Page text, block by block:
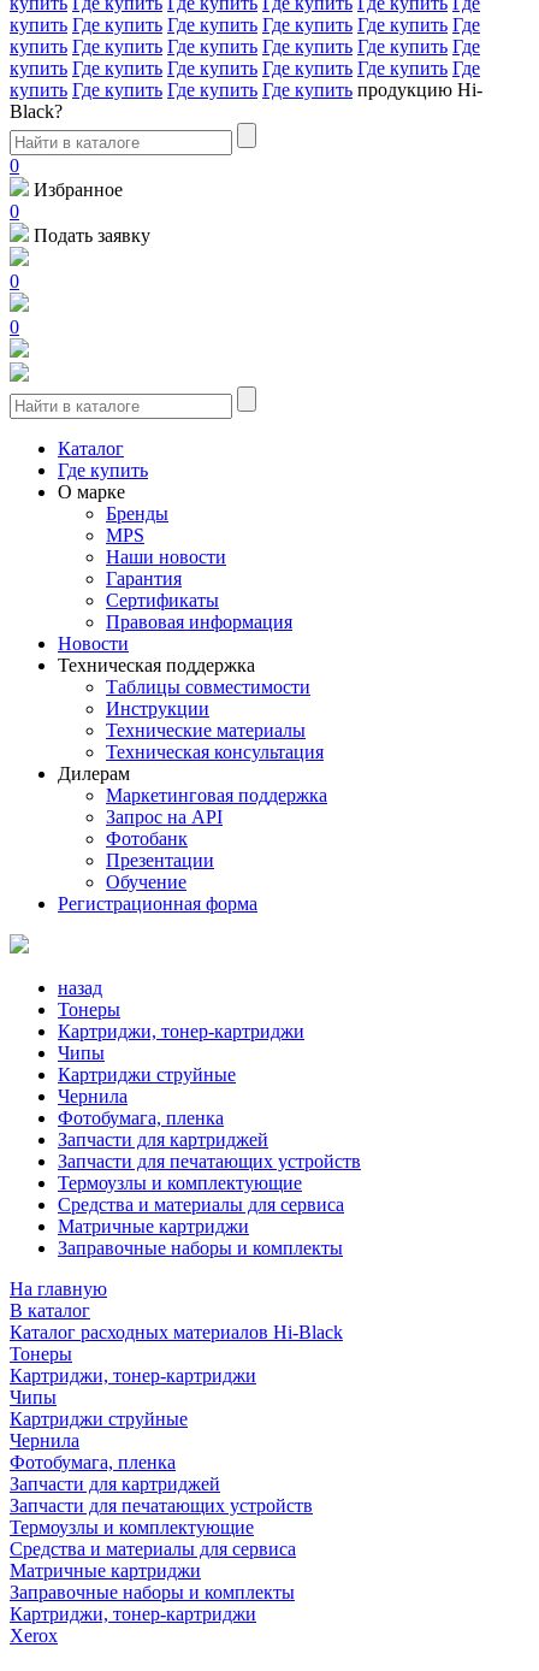
купить Где купить Где купить Где купить Где купить Где
купить Где купить Где купить Где купить Где купить Где
купить Где купить Где купить Где купить Где купить Где
купить Где купить Где купить Где купить продукцию Hi-
Black?
0
Избранное
0
Подать заявку
0
0
Каталог
Где купить
О марке
Бренды
MPS
Наши новости
Гарантия
Сертификаты
Правовая информация
Новости
Техническая поддержка
Таблицы совместимости
Инструкции
Технические материалы
Техническая консультация
Дилерам
Маркетинговая поддержка
Запрос на API
Фотобанк
Презентации
Обучение
Регистрационная форма
назад
Тонеры
Картриджи, тонер-картриджи
Чипы
Картриджи струйные
Чернила
Фотобумага, пленка
Запчасти для картриджей
Запчасти для печатающих устройств
Термоузлы и комплектующие
Средства и материалы для сервиса
Матричные картриджи
Заправочные наборы и комплекты
На главную
В каталог
Каталог расходных материалов Hi-Black
Тонеры
Картриджи, тонер-картриджи
Чипы
Картриджи струйные
Чернила
Фотобумага, пленка
Запчасти для картриджей
Запчасти для печатающих устройств
Термоузлы и комплектующие
Средства и материалы для сервиса
Матричные картриджи
Заправочные наборы и комплекты
Картриджи, тонер-картриджи
Xerox